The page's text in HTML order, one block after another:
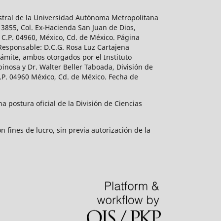
de la Universidad Autónoma Metropolitana
Col. Ex-Hacienda San Juan de Dios,
04960, México, Cd. de México. Página
D.C.G. Rosa Luz Cartajena
ambos otorgados por el Instituto
y Dr. Walter Beller Taboada, División de
04960 México, Cd. de México. Fecha de
postura oficial de la División de Ciencias
fines de lucro, sin previa autorización de la